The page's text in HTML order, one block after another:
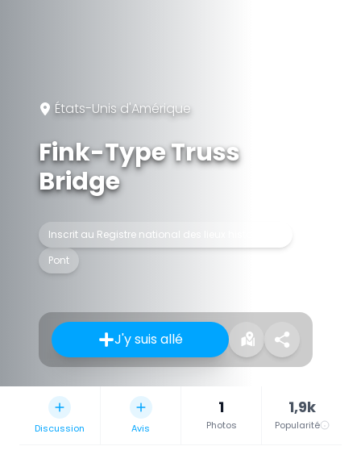
États-Unis d'Amérique
Fink-Type Truss
Bridge
Inscrit au Registre national des lieux historiques
Pont
J'y suis allé
Discussion Avis
1
Photos
1,9k
Popularité